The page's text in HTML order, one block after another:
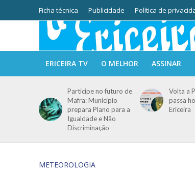
Ficha técnica Publicidade Política de
ERICEIRA TV O MELHOR ASSINAR
Participe no futuro de
Mafra: Município
prepara Plano para a
Igualdade e Não
Discriminação
Volta a
passa
Ericeira
METEOROLOGIA